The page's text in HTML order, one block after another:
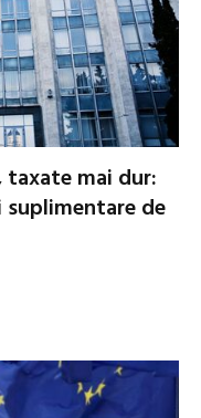
mai dur:
de